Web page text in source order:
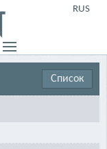
RUS
Список